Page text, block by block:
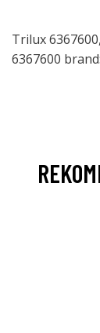
Trilux
6367600